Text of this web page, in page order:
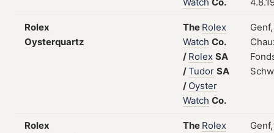
Rolex
Oysterquartz
The Rolex
Watch Co.
/ Rolex SA
/Tudor SA
/ Oyster
Watch Co.
Rolex
The Rolex